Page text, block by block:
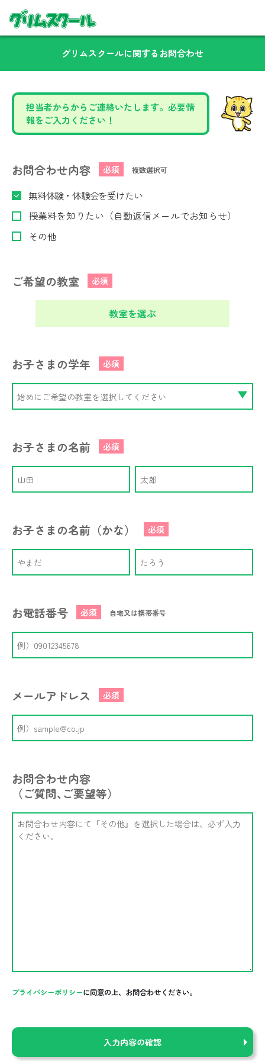
グリムスクールに関するお問合わせ
担当者からからご連絡いたします。必要情
報をご入力ください！
お問合わせ内容 必須 複数選択可
無料体験・体験会を受けたい
授業料を知りたい（自動返信メールでお知らせ）
その他
ご希望の教室 必須
教室を選ぶ
お子さまの学年 必須
お子さまの名前 必須
お子さまの名前（かな） 必須
お電話番号 必須 自宅又は携帯番号
メールアドレス 必須
お問合わせ内容
（ご質問､ご要望等）
プライバシーポリシーに同意の上、お問合わせください。